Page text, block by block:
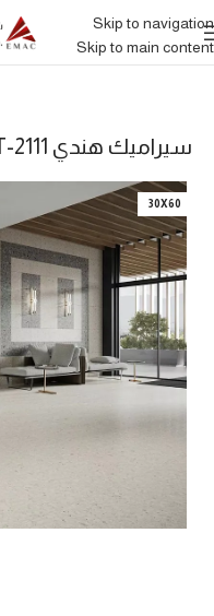
Skip to navigation
Skip to main content
سيراميك هندي MO – T-2111
30X60